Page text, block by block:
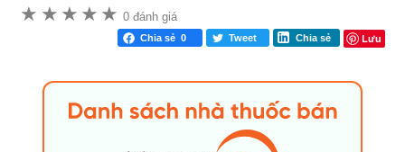
★ ★ ★ ★ ★ 0 đánh giá
Chia sẻ 0 Tweet Chia sẻ Lưu